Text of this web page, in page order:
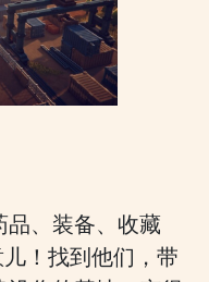
品、装备、收藏
！找到他们，带